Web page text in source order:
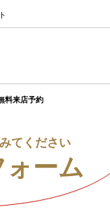
料来店予約
てください
ーム